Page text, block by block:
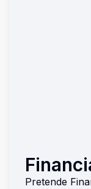
Pretende